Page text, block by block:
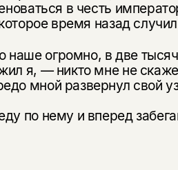
в честь
время назад
наше огромно, в две
я, — никто мне не
мной развернул свой
по нему и вперед